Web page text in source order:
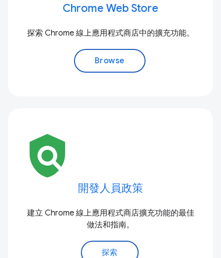
Chrome Web Store
探索 Chrome 線上應用程式商店中的擴充功能。
Browse
policy
開發人員政策
建立 Chrome 線上應用程式商店擴充功能的最佳
做法和指南。
探索